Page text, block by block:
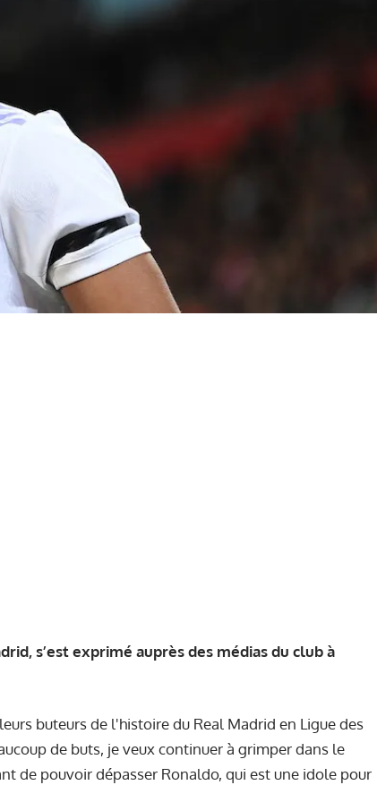
s’est exprimé auprès des médias du club à
buteurs de l'histoire du Real Madrid en Ligue des
de buts, je veux continuer à grimper dans le
de pouvoir dépasser Ronaldo, qui est une idole pour